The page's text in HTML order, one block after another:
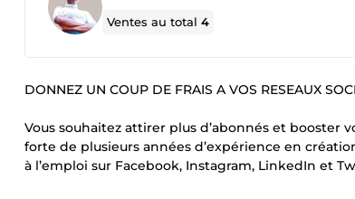
Ventes au total4
DONNEZ UN COUP DE FRAIS A VOS RESEAUX
Vous souhaitez attirer plus d’abonnés et booster
forte de plusieurs années d’expérience en
à l’emploi sur Facebook, Instagram, LinkedIn et